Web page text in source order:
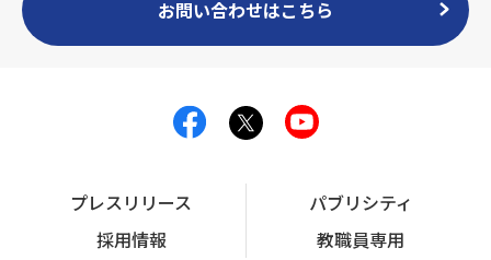
お問い合わせはこちら
プレスリリース
パブリシティ
採用情報
教職員専用